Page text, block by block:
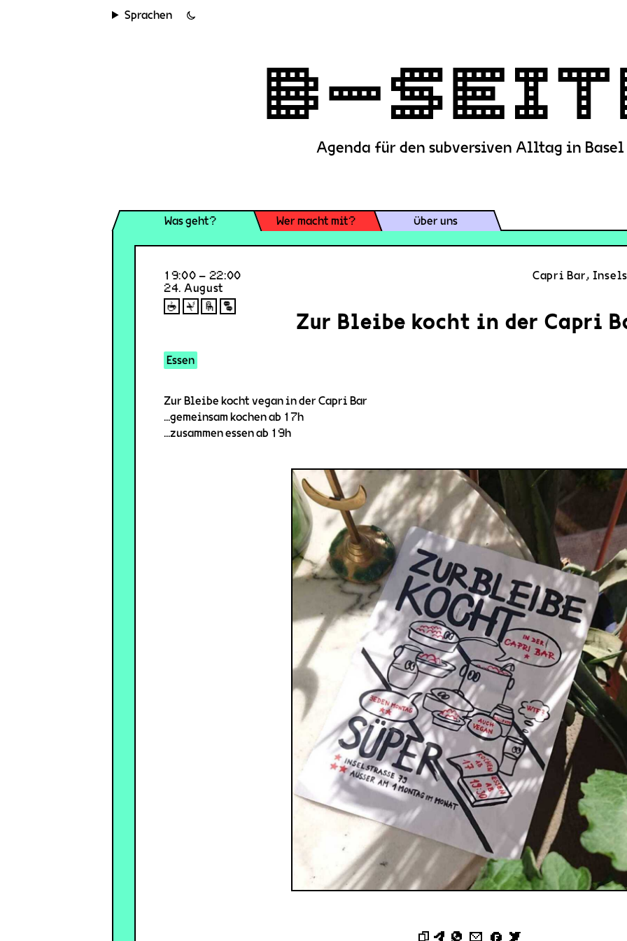
Sprachen
Agenda für den subversiven Alltag in Basel
Was geht? Wer macht mit? Über uns
19:00 – 22:00
24. August
Capri Bar,
Zur Bleibe kocht in der Capri
Essen
Zur Bleibe kocht vegan in der Capri Bar
...gemeinsam kochen ab 17h
...zusammen essen ab 19h
✉ 🅕 🐦